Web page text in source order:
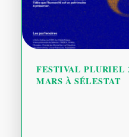
FESTIVAL PLURIEL
MARS À SÉLESTAT